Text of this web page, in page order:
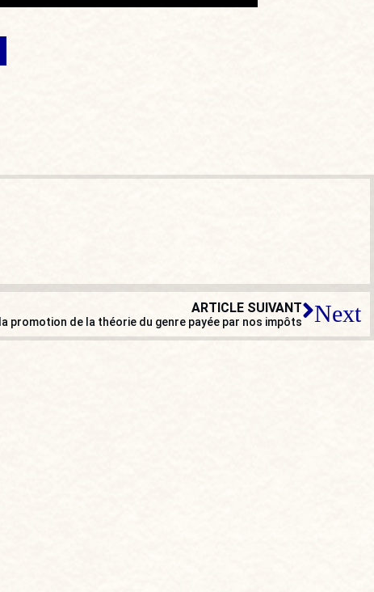
ARTICLE SUIVANT
promotion de la théorie du genre payée par nos impôts Next